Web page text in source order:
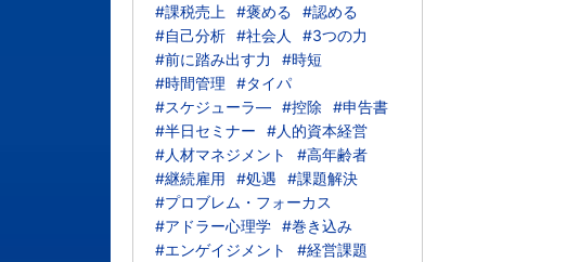
#課税売上
#褒める
#認める
#自己分析 #社会人
#3つの力
#前に踏み出す力
#時短
#時間管理
#タイパ
#スケジューラ― #控除
#申告書
#半日セミナー
#人的資本経営
#人材マネジメント
#高年齢者
#継続雇用
#処遇
#課題解決
#プロブレム・フォーカス
#アドラー心理学 #巻き込み
#エンゲイジメント
#経営課題